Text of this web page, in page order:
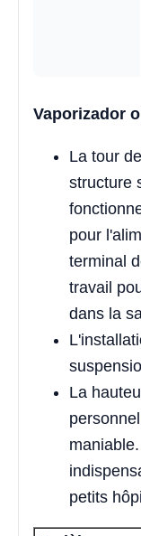
Vaporizador
La tour
structure
pour
terminal
travail
dans la
La
petits